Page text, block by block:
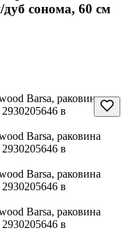
сонома, 60 см